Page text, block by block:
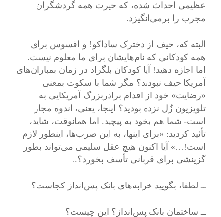
عظیمی احداث شده، که حیرت همه گردشگران
مجرب را برمی‌انگیزد.
البته که، حیف از دخترک ساداکو! و افسوس برای
همه کودکانی که نام‌هایشان برای ما معلوم نیست.
اما اجازه دهید! آیا کودکان بلگراد در زمان بمباران‌های
آمریکا حیف نبودند؟ مگر شما با سکوت بمعنی
«رضایت» خود از اقدام برادربزرگ آمریکایی به
تلویزیون زُل نزده بودید؟ اینجا، یعنی، اندوه مجاز
است- شما هم بخود به پیچید. اما همانوقت، شاید،
تأئید کردید: «برای اینها، به این صرب‌ها، اینطور لازم
است!…» آیا اکنون هیچ عقل سلیمی می‌تواند بطور
گزینشی برای قربانی تأسف بخورد؟..
ــ لطفا، بگویید خرابه‌های بانک پس‌انداز کجاست؟
ــ ساختمان بانک پس‌انداز؟ این چیست؟